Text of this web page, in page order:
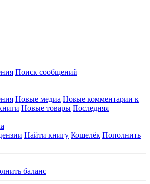
Поиск сообщений
Новые медиа Новые комментарии к
Новые товары Последняя
Найти книгу Кошелёк Пополнить
баланс